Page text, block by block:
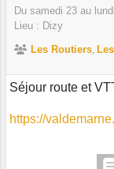
Du samedi 23 au lundi
Lieu : Dizy
Les Routiers
Séjour route et
https://